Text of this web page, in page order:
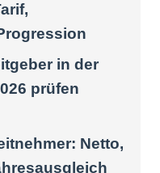
in der
prüfen
Netto,